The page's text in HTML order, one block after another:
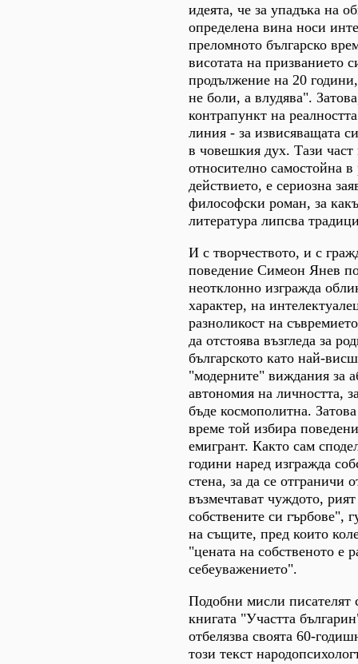
идеята, че за упадъка на
определена вина носи
преломното българско
висотата на призванието
продължение на 20
не боли, а влудява".
контрапункт на
линия - за извисяващата
в човешкия дух. Тази част
относително самостойна в
действието, е сериозна
философски роман, за
литература липсва
И с творчеството, и с
поведение Симеон Янев
неотклонно изгражда
характер, на
разноликост на
да отстоява възгледа за
българското като най-
"модерните" виждания за
автономия на личността,
бъде космополитна.
време той избира
емигрант. Както сам
години наред изгражда
стена, за да се отграничи
възмечтават чуждото,
собствените си гърбове",
на същите, пред които
"цената на собственото е
себеуважението".
Подобни мисли писателят
книгата "Участта
отбелязва своята 60-
този текст